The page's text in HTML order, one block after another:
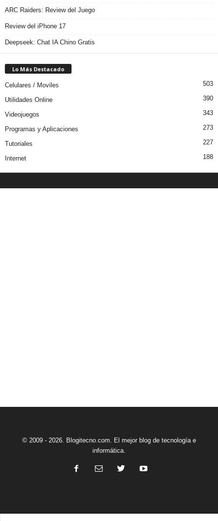
ARC Raiders: Review del Juego
Review del iPhone 17
Deepseek: Chat IA Chino Gratis
Lo Más Destacado
Celulares / Moviles 503
Utilidades Online 390
Videojuegos 343
Programas y Aplicaciones 273
Tutoriales 227
Internet 188
© 2009 - 2026. Blogitecno.com. El mejor blog de tecnología e
informática.